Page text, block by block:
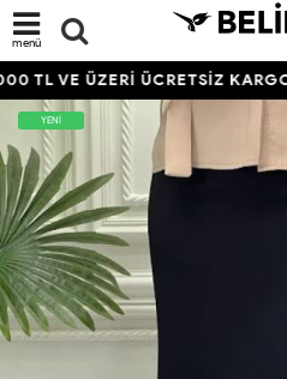
menü
TL VE ÜZERİ ÜCRETSİZ KARGO
YENİ